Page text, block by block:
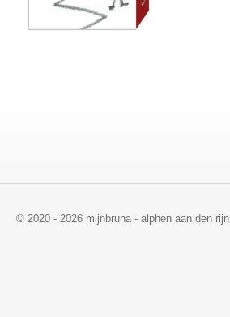
© 2020 - 2026 mijnbruna - alphen aan den rijn